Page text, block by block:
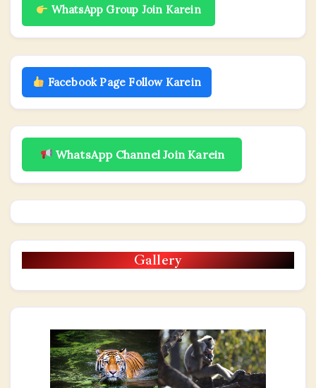
WhatsApp Group Join Karein
Facebook Page Follow Karein
WhatsApp Channel Join Karein
Gallery